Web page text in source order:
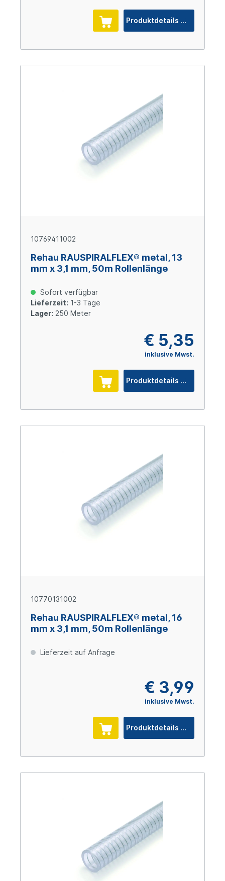
Produktdetails
10769411002
Rehau RAUSPIRALFLEX® metal, 13
mm x 3,1 mm, 50m Rollenlänge
Sofort verfügbar
Lieferzeit: 1-3 Tage
Lager: 250 Meter
€ 5,35
inklusive Mwst.
Produktdetails
10770131002
Rehau RAUSPIRALFLEX® metal, 16
mm x 3,1 mm, 50m Rollenlänge
Lieferzeit auf Anfrage
€ 3,99
inklusive Mwst.
Produktdetails